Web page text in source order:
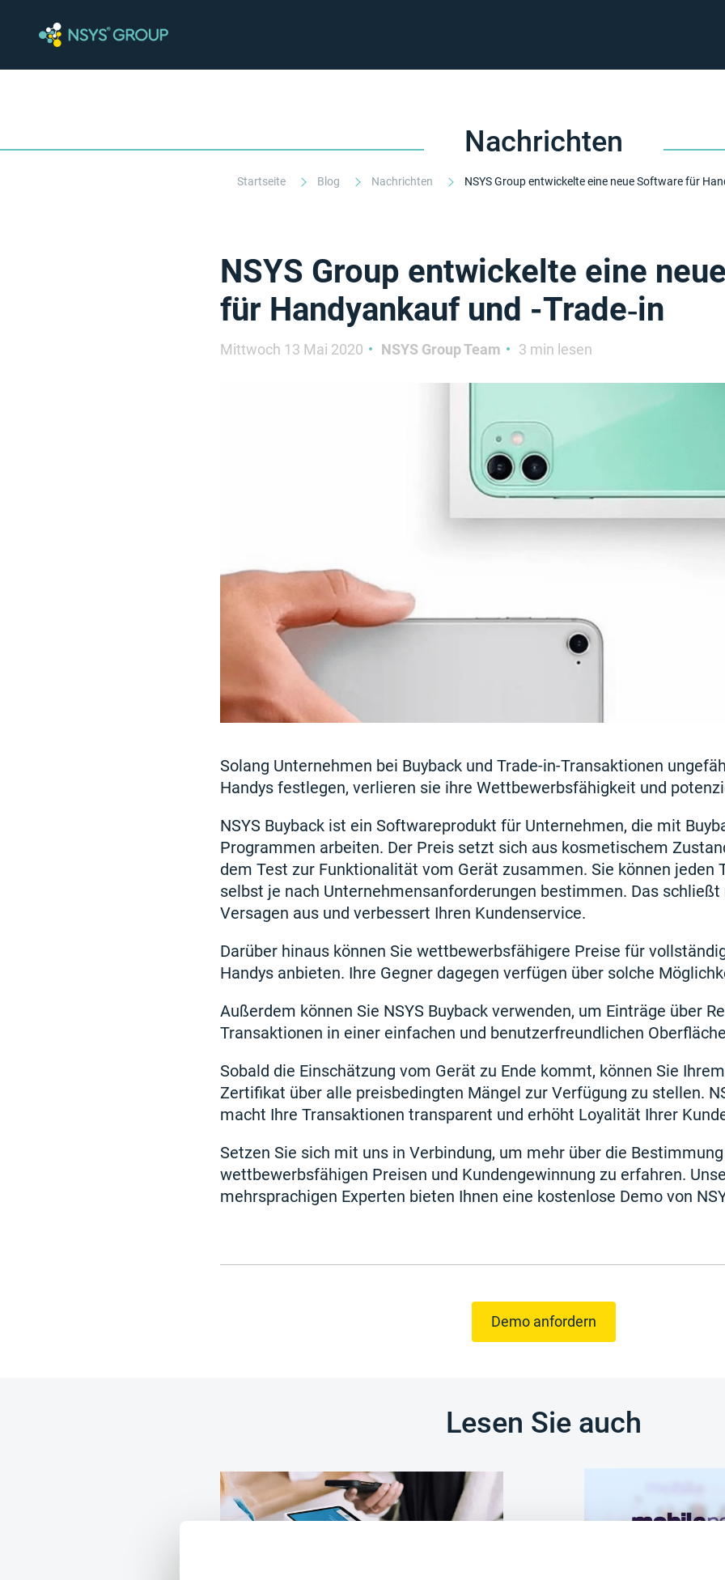
Nachrichten
Startseite Blog Nachrichten
NSYS Group entwickelte eine
für Handyankauf und -Trade‑in
Mittwoch 13 Mai 2020 NSYS Group Team 3 min lesen
Solang Unternehmen bei Buyback und Trade-in-Transaktionen
Handys festlegen, verlieren sie ihre Wettbewerbsfähigkeit und
NSYS Buyback ist ein Softwareprodukt für Unternehmen, die mit
Programmen arbeiten. Der Preis setzt sich aus kosmetischem
dem Test zur Funktionalität vom Gerät zusammen. Sie können jeden
selbst je nach Unternehmensanforderungen bestimmen. Das
Versagen aus und verbessert Ihren Kundenservice.
Darüber hinaus können Sie wettbewerbsfähigere Preise für
Handys anbieten. Ihre Gegner dagegen verfügen über solche
Außerdem können Sie NSYS Buyback verwenden, um Einträge über
Transaktionen in einer einfachen und benutzerfreundlichen
Sobald die Einschätzung vom Gerät zu Ende kommt, können Sie
Zertifikat über alle preisbedingten Mängel zur Verfügung zu stellen.
macht Ihre Transaktionen transparent und erhöht Loyalität Ihrer
Setzen Sie sich mit uns in Verbindung, um mehr über die
wettbewerbsfähigen Preisen und Kundengewinnung zu erfahren.
mehrsprachigen Experten bieten Ihnen eine kostenlose Demo von
Demo anfordern
Lesen Sie auch